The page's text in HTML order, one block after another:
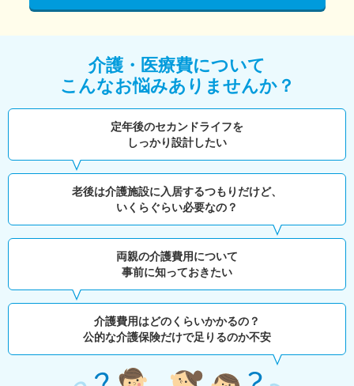
介護・医療費について
こんなお悩みありませんか？
定年後のセカンドライフを
しっかり設計したい
老後は介護施設に入居するつもりだけど、
いくらぐらい必要なの？
両親の介護費用について
事前に知っておきたい
介護費用はどのくらいかかるの？
公的な介護保険だけで足りるのか不安